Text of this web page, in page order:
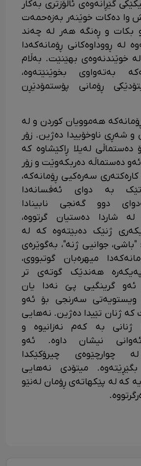
گێڕانەوەی ئاڵۆزتری بەکار
وا دەکات خوێنەر بەزەحمەت
بکات و ڕەنگە هەر لە چەند
لە ڕووداوەکانی ڕۆمانەکەدا
خوێندنەوەی بهێنێت. بەڵام
بەتەواوی بخوێنێتەوە،
ڕۆمانی پۆستمۆدێڕن
هەموویان کوردن و لە
شەڕی ناوخۆییدا دەژین. زۆر
لەیلا ڕاکێشاوە کە
دەستماڵە دەربکەوێت و زۆر
سەرەکیی ڕۆمانەکە،
بە دوای ئەفسانەدا
دوو گەنجی نابینادا
شاردا دەستیان گرتووە،
ژنێک دەبێتەوە کە لە
"باشی، جوانیی ژنە"، بەگوێرەی
میهرەبان گوتبووی،
هەندێک گوتەی تر
ئەو گرینگیی پێ نەدا یان
ویستویەتی سەرنجی بۆ ئەو
کە ژنان تێیدا دەژین. نەهایی
ژنانی بە کەم نەزانیوە و
ئەوانی نیشان داوە. ئەو
چوارچێوەی چیرۆکێکدا
میتۆدی نەهایی
کە لە پێکهاتەی ڕۆمان لەنێو